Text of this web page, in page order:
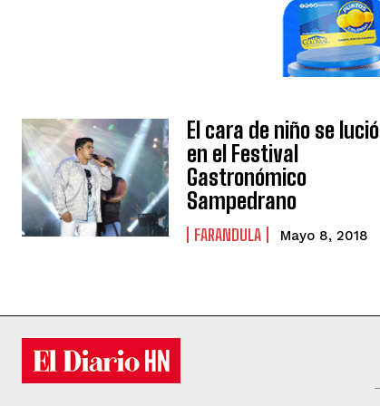
El cara de niño se lució
en el Festival
Gastronómico
Sampedrano
FARANDULA Mayo 8, 2018